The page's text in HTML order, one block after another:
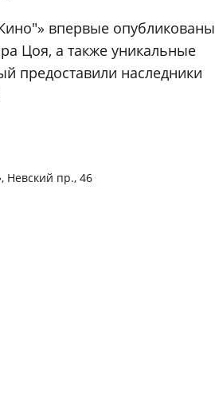
впервые опубликованы
Цоя, а также уникальные
предоставили наследники
Невский пр., 46